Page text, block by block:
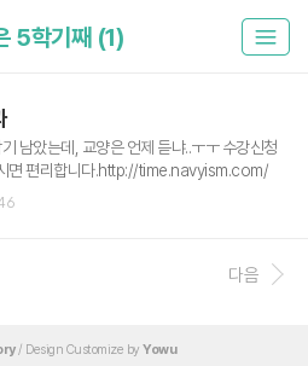
5학기째 (1)
남았는데, 교양은 언제 듣냐..ㅜㅜ 수강신청
면 편리합니다.http://time.navyism.com/
다음
/ Design Customize by Yowu